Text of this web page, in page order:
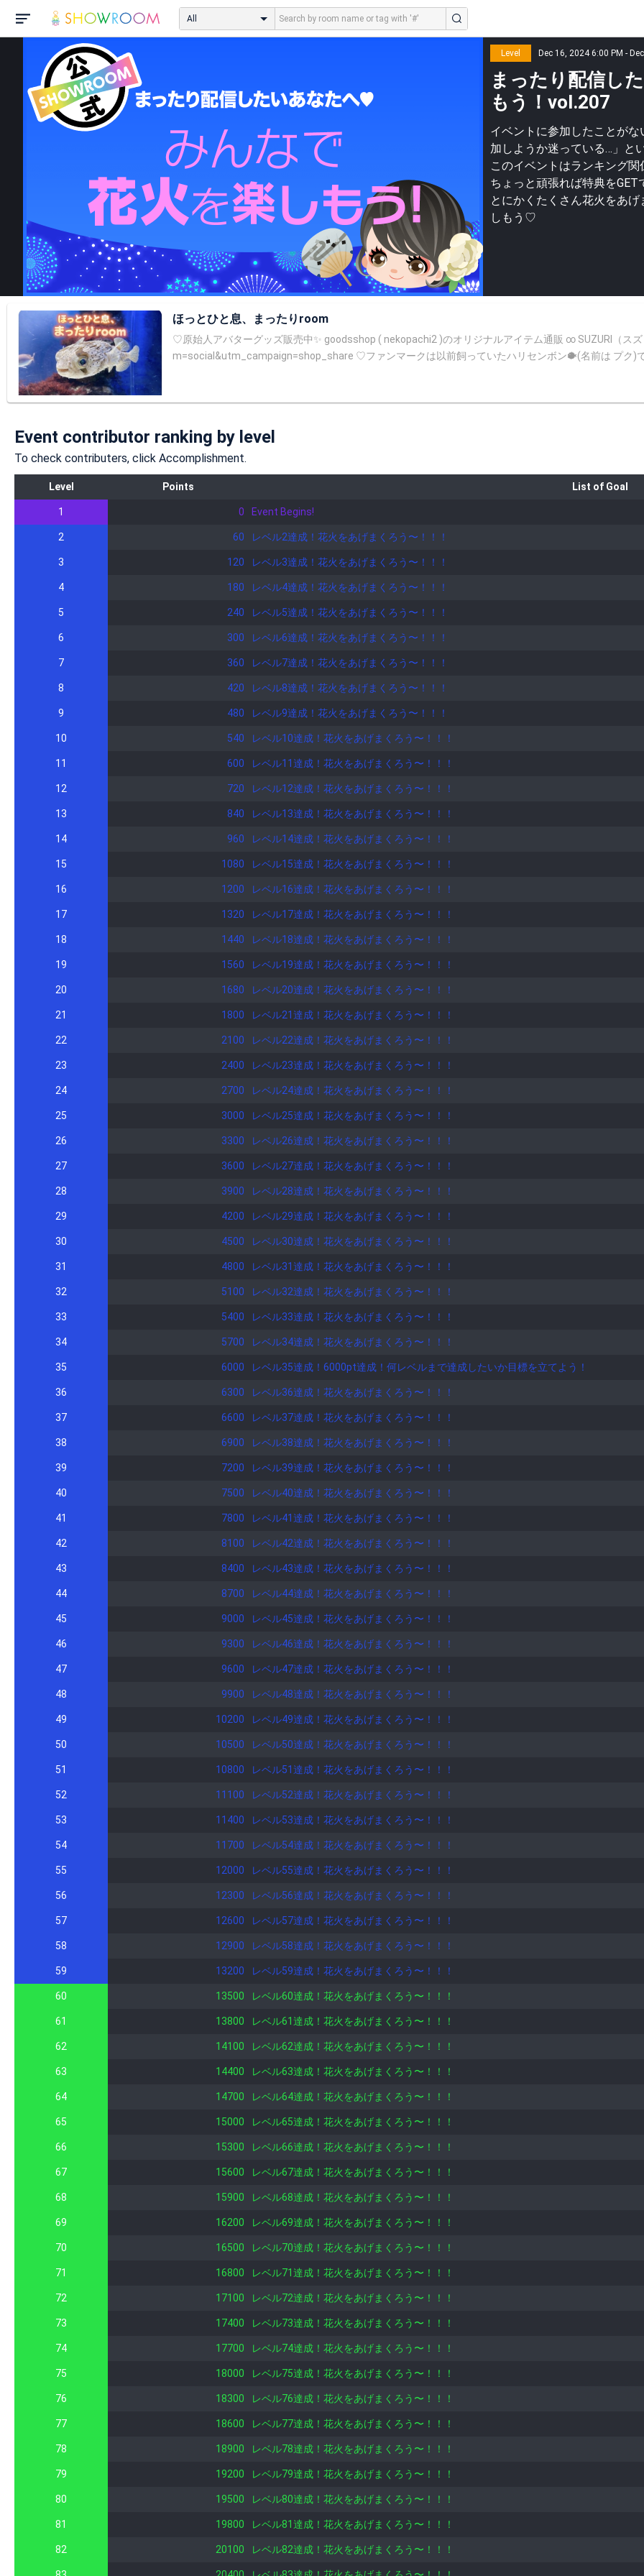
All
Level Dec 16, 2024 6:00 PM -
まったり配信し
もう！vol.207
イベントに参加したことが
加しようか迷っている…」と
このイベントはランキング
ちょっと頑張れば特典をGET
とにかくたくさん花火をあ
しもう♡
ほっとひと息、まったりroom
♡原始人アバターグッズ販売中✨ goodsshop ( nekopachi2 )のオリジナルアイテム通販 ∞ SUZURI（スズリ) https://suzuri.jp/
m=social&utm_campaign=shop_share ♡ファンマークは以前飼っていたハリセンボン🐡(名前は プク)です。ハリセンボンアバターを描いて下さったお友達です。ちーちゃ
ん、プクを可愛く描いてくれてありがとう☺️♡また大事な宝物が増えた♡感謝だよ♡ ❁⃘ちーの放課後
ありがとうございます☺️また大事な宝物が増えた♡感謝だよ♡ ✼••┈┈••✼••┈┈••✼••┈┈••✼••┈┈••✼✼••┈┈•• 🌸自己紹介🌸 ♡名前…愛琉(あいる)です。 ♡性格♡ 天然(←友達から言
サーフィン、魚釣り ♡苦手な事♡ 高所恐怖症、閉所恐怖症、集合体恐怖症 ♡座右の銘♡ ALL FOR YOU☆It's my Pleasure ✼••┈┈••✼••┈┈••✼••┈┈••✼••┈┈••✼✼••┈┈•✼ ♡沢山の
配信者さんが居られる中で私のルームをフォローして下さっている皆様、ありがとうございます☺️ 私と出会って下さって
りがとうご ざいました♡ ✼••┈┈••✼••┈┈••✼••┈┈••✼••┈┈••✼✼••┈┈•✼ ※注意事項※ 遊びに来て下さる皆様が時間を忘れて楽しく過ごして頂きたい、そして温もりのあるアット
にしたい！と私の願いを叶え続けて下さっているリスナーの皆さま、ありがとうございます♡感謝です♡😭 ✼••┈┈┈┈••✼••┈┈┈┈••✼✼••┈┈┈┈••✼✼✼••┈ ♡生い立ち♡ 私は
頃からコミュ障で人と接する事が不慣れな為 沢山辛い思い、悲しい思いもしてきた中で心が耐えきれ
通して知りました。感謝だよ😭だから今度は、私が橋渡しになれるように心の支えになりたい。そう
から。私に関わってきてくれたみんながとっても心温かくて優しくて。だから優しくなれるんだ。私
時、配信者さんとリスナーさん同士が楽しくしている様子を見て憧れを抱きました。そして私に優しく
出して想いを伝えたい！という気持ちが日に日に強くなり、今に至ります。そして沢山の方々と巡り会
二人が背中を押してくれたから沢山の心温かい友達に巡り会えました。感謝です☺️ ❁⃘ひでっち倶楽部
e.com/room/profile?room_id=263858 ✼••┈┈••✼••┈┈••✼••┈┈••✼••┈┈••✼✼✼ ✩.*˚大丈夫✩.*˚ 涙を流した君にしか 浮かべられない笑顔がある そのままの君で大丈夫 こぼれお
うな心抱えても僕らは笑う無理して笑うけど きっと涙を流した君にしか浮かべられない笑顔がある たまには泣いても大丈夫 素直になっても大丈夫 生きていくだけで人は皆
数えきれぬほど乗り越える 強がらなくても大丈夫 こぼれおちた分だけ強くなる 強くなる 強くなれる 大丈夫 誰かの理想になろうとしすぎて越えられないボーダーライン
しか迎えられない明日がある 見守っているから大丈夫 焦らなくたって大丈夫 生きていくなかで人は皆
る強くなる 強くなれる 大丈夫 ♬ wacci ♬ さん 精神的に不安定な状態に陥った時に ずっとリピートして聴いています。気になった方が居たら是非聴いてみて下さいね♡ ✼••
┈┈••✼••┈┈••✼••┈┈••✼••┈┈••✼✼••┈┈•• ♡ハピネス♡ 余裕がなくて優しくなれない そんな時でもちゃんと分かってくれてくれている人がいる 周りを見渡せばいろんなドラマ で
その手でつながる 君と過ごしている時間をとくべつだとか思ってなかった でも1人になったときなんか分かった気がした 一緒にいれることの幸せ 本当に君に会えて良かった
どんなに嫌な1日だって君の笑顔で最高になっちゃう この星降る夜も 一緒に眺めていたい 君が笑えばこの世界中にもっともっと 幸せが広がる 君が笑えばすべてが良くなる
君が笑えばすべてが良くなる この手で その手で つながる 君が笑えばこの世界中に もっと もっと 幸せが広がる 君が笑えばすべてが良くなる この手で その手でつながる ♬ AI
くれてありがとう。大好き♡ 🌸 8月 9日 カラオケイベント配信。B4ランクをプレゼントして下さってありがとうございました。私の願いを叶えてくれて 感謝です♡ 🌸10月 3
日～BDイベント参加配信。 初日で10万pt✨ 3日26万pt✨ 4日37万pt✨ 5日41万pt✨ 6日50万pt✨ アバ権
クマ🧸イベ(アバ権×クマ🧸) 初回～…20万pt✨クマイベント ランキング2位✨ 13日…30万pt✨ 14日…50万pt✨クマイベント ランキン
さいました。皆様 ありがとうございました。 16日…80万pt✨ 17日…90万pt✨ 18日…100万pt✨ 25日…1位
イベントに参加でアバ権目標。9月で無料ギフト(種、星)が廃止にて最後のアバ権目標イベント。 21日…初枠 5万pt✨ 22日…10万pt✨ 26
の優しさと温かい声援で私を支えて下さってありがとうございました。大きくて綺麗な花火と最後の
60万pt✨️ちびクマちゃん獲得！皆様 沢山の優しさと温かい声援で私を支えて下さってありがとうござ
ましょう！と私の背中を押して下さりました。H様、ありがとうございました。私の願いを叶えて下さった皆様 ありがとうござ
いました。とっても嬉しい一日になりました。念願の宝物(アバ権獲得)をプレゼントして下さってあり
ありがとうございました。沢山のお力添えをありがとうございました。みんなに感謝です♡ ♡みんなが温かく支えてくれたから素敵なアバ権、素敵なプレゼント🧸♡🧸を頂
ます。 あなたの元にこれからも沢山の幸福が訪れますように🙏💭💗
Event contributor ranking by level
To check contributers, click Accomplishment.
Level Points List of Goal
1 0 Event Begins!
2 60 レベル2達成！花火をあげまくろう〜！！！
3 120 レベル3達成！花火をあげまくろう〜！！！
4 180 レベル4達成！花火をあげまくろう〜！！！
5 240 レベル5達成！花火をあげまくろう〜！！！
6 300 レベル6達成！花火をあげまくろう〜！！！
7 360 レベル7達成！花火をあげまくろう〜！！！
8 420 レベル8達成！花火をあげまくろう〜！！！
9 480 レベル9達成！花火をあげまくろう〜！！！
10 540 レベル10達成！花火をあげまくろう〜！！！
11 600 レベル11達成！花火をあげまくろう〜！！！
12 720 レベル12達成！花火をあげまくろう〜！！！
13 840 レベル13達成！花火をあげまくろう〜！！！
14 960 レベル14達成！花火をあげまくろう〜！！！
15 1080 レベル15達成！花火をあげまくろう〜！！！
16 1200 レベル16達成！花火をあげまくろう〜！！！
17 1320 レベル17達成！花火をあげまくろう〜！！！
18 1440 レベル18達成！花火をあげまくろう〜！！！
19 1560 レベル19達成！花火をあげまくろう〜！！！
20 1680 レベル20達成！花火をあげまくろう〜！！！
21 1800 レベル21達成！花火をあげまくろう〜！！！
22 2100 レベル22達成！花火をあげまくろう〜！！！
23 2400 レベル23達成！花火をあげまくろう〜！！！
24 2700 レベル24達成！花火をあげまくろう〜！！！
25 3000 レベル25達成！花火をあげまくろう〜！！！
26 3300 レベル26達成！花火をあげまくろう〜！！！
27 3600 レベル27達成！花火をあげまくろう〜！！！
28 3900 レベル28達成！花火をあげまくろう〜！！！
29 4200 レベル29達成！花火をあげまくろう〜！！！
30 4500 レベル30達成！花火をあげまくろう〜！！！
31 4800 レベル31達成！花火をあげまくろう〜！！！
32 5100 レベル32達成！花火をあげまくろう〜！！！
33 5400 レベル33達成！花火をあげまくろう〜！！！
34 5700 レベル34達成！花火をあげまくろう〜！！！
35 6000 レベル35達成！6000pt達成！何レベルまで達成したいか目標を立てよう！
36 6300 レベル36達成！花火をあげまくろう〜！！！
37 6600 レベル37達成！花火をあげまくろう〜！！！
38 6900 レベル38達成！花火をあげまくろう〜！！！
39 7200 レベル39達成！花火をあげまくろう〜！！！
40 7500 レベル40達成！花火をあげまくろう〜！！！
41 7800 レベル41達成！花火をあげまくろう〜！！！
42 8100 レベル42達成！花火をあげまくろう〜！！！
43 8400 レベル43達成！花火をあげまくろう〜！！！
44 8700 レベル44達成！花火をあげまくろう〜！！！
45 9000 レベル45達成！花火をあげまくろう〜！！！
46 9300 レベル46達成！花火をあげまくろう〜！！！
47 9600 レベル47達成！花火をあげまくろう〜！！！
48 9900 レベル48達成！花火をあげまくろう〜！！！
49 10200 レベル49達成！花火をあげまくろう〜！！！
50 10500 レベル50達成！花火をあげまくろう〜！！！
51 10800 レベル51達成！花火をあげまくろう〜！！！
52 11100 レベル52達成！花火をあげまくろう〜！！！
53 11400 レベル53達成！花火をあげまくろう〜！！！
54 11700 レベル54達成！花火をあげまくろう〜！！！
55 12000 レベル55達成！花火をあげまくろう〜！！！
56 12300 レベル56達成！花火をあげまくろう〜！！！
57 12600 レベル57達成！花火をあげまくろう〜！！！
58 12900 レベル58達成！花火をあげまくろう〜！！！
59 13200 レベル59達成！花火をあげまくろう〜！！！
60 13500 レベル60達成！花火をあげまくろう〜！！！
61 13800 レベル61達成！花火をあげまくろう〜！！！
62 14100 レベル62達成！花火をあげまくろう〜！！！
63 14400 レベル63達成！花火をあげまくろう〜！！！
64 14700 レベル64達成！花火をあげまくろう〜！！！
65 15000 レベル65達成！花火をあげまくろう〜！！！
66 15300 レベル66達成！花火をあげまくろう〜！！！
67 15600 レベル67達成！花火をあげまくろう〜！！！
68 15900 レベル68達成！花火をあげまくろう〜！！！
69 16200 レベル69達成！花火をあげまくろう〜！！！
70 16500 レベル70達成！花火をあげまくろう〜！！！
71 16800 レベル71達成！花火をあげまくろう〜！！！
72 17100 レベル72達成！花火をあげまくろう〜！！！
73 17400 レベル73達成！花火をあげまくろう〜！！！
74 17700 レベル74達成！花火をあげまくろう〜！！！
75 18000 レベル75達成！花火をあげまくろう〜！！！
76 18300 レベル76達成！花火をあげまくろう〜！！！
77 18600 レベル77達成！花火をあげまくろう〜！！！
78 18900 レベル78達成！花火をあげまくろう〜！！！
79 19200 レベル79達成！花火をあげまくろう〜！！！
80 19500 レベル80達成！花火をあげまくろう〜！！！
81 19800 レベル81達成！花火をあげまくろう〜！！！
82 20100 レベル82達成！花火をあげまくろう〜！！！